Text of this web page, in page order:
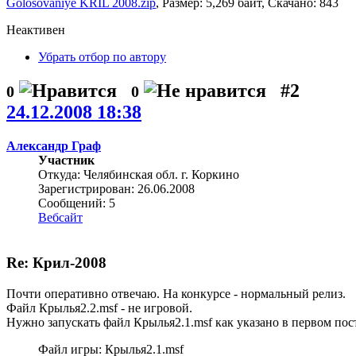
Golosovaniye KRIL 2008.zip, Размер: 5,269 байт, Скачано: 843
Неактивен
Убрать отбор по автору
0 0
#2
24.12.2008 18:38
Александр Граф
Участник
Откуда: Челябинская обл. г. Коркино
Зарегистрирован: 26.06.2008
Сообщений: 5
Вебсайт
Re: Крил-2008
Почти оперативно отвечаю. На конкурсе - нормальный релиз.
Файл Крылья2.2.msf - не игровой.
Нужно запускать файл Крылья2.1.msf как указано в первом
Файл игры: Крылья2.1.msf